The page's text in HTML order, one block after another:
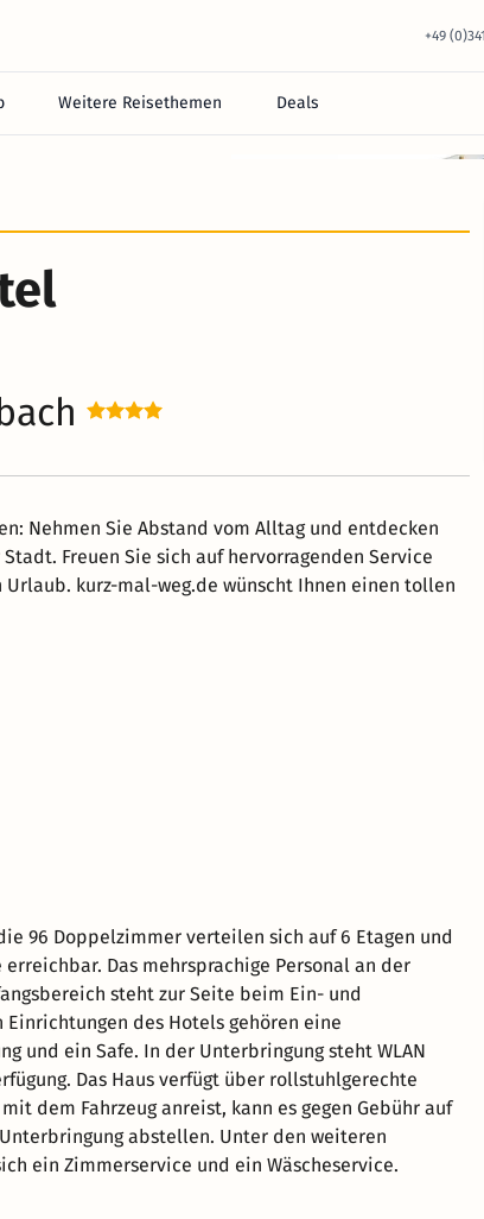
+49
Weitere Reisethemen Deals
Nehmen Sie Abstand vom Alltag und entdecken
Freuen Sie sich auf hervorragenden Service
kurz-mal-weg.de wünscht Ihnen einen tollen
96 Doppelzimmer verteilen sich auf 6 Etagen und
erreichbar. Das mehrsprachige Personal an der
steht zur Seite beim Ein- und
Einrichtungen des Hotels gehören eine
und ein Safe. In der Unterbringung steht WLAN
Das Haus verfügt über rollstuhlgerechte
dem Fahrzeug anreist, kann es gegen Gebühr auf
abstellen. Unter den weiteren
ein Zimmerservice und ein Wäscheservice.